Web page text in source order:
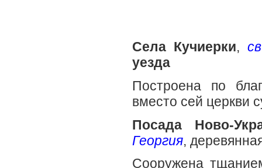
Села Кучиерки,
уезда
Построена по
вместо сей церкви
Посада Ново-
Георгия,
Сооружена